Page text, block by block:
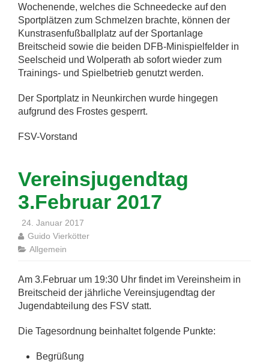
Wochenende, welches die Schneedecke auf den
Sportplätzen zum Schmelzen brachte, können der
Kunstrasenfußballplatz auf der Sportanlage
Breitscheid sowie die beiden DFB-Minispielfelder in
Seelscheid und Wolperath ab sofort wieder zum
Trainings- und Spielbetrieb genutzt werden.
Der Sportplatz in Neunkirchen wurde hingegen
aufgrund des Frostes gesperrt.
FSV-Vorstand
Vereinsjugendtag
3.Februar 2017
24. Januar 2017
Guido Vierkötter
Allgemein
Am 3.Februar um 19:30 Uhr findet im Vereinsheim in
Breitscheid der jährliche Vereinsjugendtag der
Jugendabteilung des FSV statt.
Die Tagesordnung beinhaltet folgende Punkte:
Begrüßung